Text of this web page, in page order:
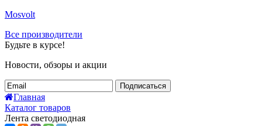
Mosvolt
Все производители
Будьте в курсе!
Новости, обзоры и акции
Подписаться
Главная
Каталог товаров
Лента светодиодная